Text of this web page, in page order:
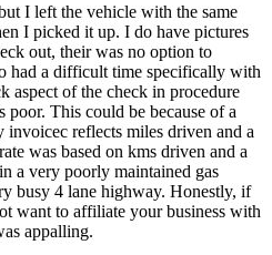
I left the vehicle with the same
I picked it up. I do have pictures
out, their was no option to
had a difficult time specifically with
aspect of the check in procedure
poor. This could be because of a
reflects miles driven and a
was based on kms driven and a
a very poorly maintained gas
busy 4 lane highway. Honestly, if
want to affiliate your business with
appalling.